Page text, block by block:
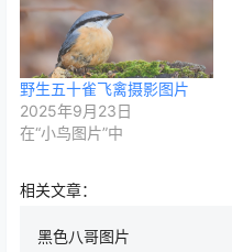
野生五十雀飞禽摄影图片
2025年9月23日
在“小鸟图片”中
相关文章：
黑色八哥图片